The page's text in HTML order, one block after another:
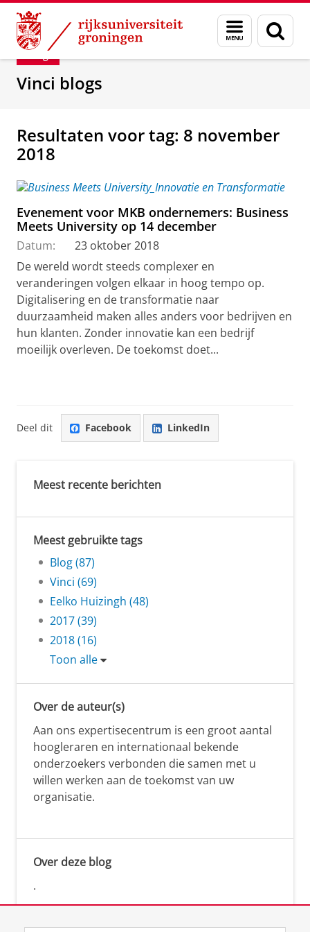
Skip
Content
Skip
Navigation
Menu
en
zoeken
Department of Innovation Management &
Blog
Vinci blogs
Resultaten voor tag: 8 november
2018
Evenement voor MKB ondernemers: Business
Meets University op 14 december
Datum:
23 oktober 2018
De wereld wordt steeds complexer en
veranderingen volgen elkaar in hoog tempo op.
Digitalisering en de transformatie naar
duurzaamheid maken alles anders voor bedrijven en
hun klanten. Zonder innovatie kan een bedrijf
moeilijk overleven. De toekomst doet...
Deel dit Facebook LinkedIn
Meest recente berichten
Meest gebruikte tags
Blog (87)
Vinci (69)
Eelko Huizingh (48)
2017 (39)
2018 (16)
Toon alle
Over de auteur(s)
Aan ons expertisecentrum is een groot aantal
hoogleraren en internationaal bekende
onderzoekers verbonden die samen met u
willen werken aan de toekomst van uw
organisatie.
Over deze blog
.